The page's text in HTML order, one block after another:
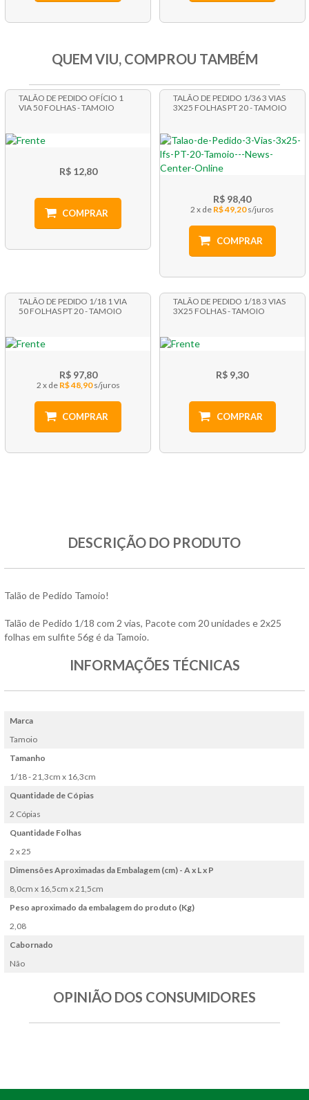
QUEM VIU, COMPROU TAMBÉM
TALÃO DE PEDIDO OFÍCIO 1
VIA 50 FOLHAS - TAMOIO
R$ 12,80
COMPRAR
TALÃO DE PEDIDO 1/36 3 VIAS
3X25 FOLHAS PT 20 - TAMOIO
R$ 98,40
2 x R$ 49,20
COMPRAR
TALÃO DE PEDIDO 1/18 1 VIA
50 FOLHAS PT 20 - TAMOIO
R$ 97,80
2 x R$ 48,90
COMPRAR
TALÃO DE PEDIDO 1/18 3 VIAS
3X25 FOLHAS - TAMOIO
R$ 9,30
COMPRAR
DESCRIÇÃO DO PRODUTO
Talão de Pedido Tamoio!
Talão de Pedido 1/18 com 2 vias, Pacote com 20 unidades e 2x25
folhas em sulfite 56g é da Tamoio.
INFORMAÇÕES TÉCNICAS
Marca
Tamoio
Tamanho
1/18 - 21,3cm x 16,3cm
Quantidade de Cópias
2 Cópias
Quantidade Folhas
2 x 25
Dimensões Aproximadas da Embalagem (cm) - A x L x P
8,0cm x 16,5cm x 21,5cm
Peso aproximado da embalagem do produto (Kg)
2,08
Cabornado
Não
OPINIÃO DOS CONSUMIDORES